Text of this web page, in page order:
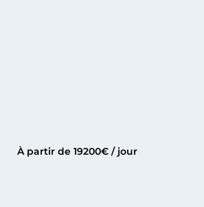
À partir de 19200€ / jour
PRINCESS V65GOLFE-JUAN